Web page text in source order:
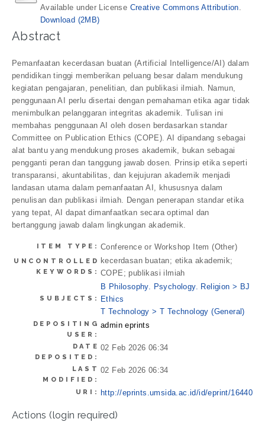
Available under License Creative Commons Attribution.
Download (2MB)
Abstract
Pemanfaatan kecerdasan buatan (Artificial Intelligence/AI) dalam
pendidikan tinggi memberikan peluang besar dalam mendukung
kegiatan pengajaran, penelitian, dan publikasi ilmiah. Namun,
penggunaan AI perlu disertai dengan pemahaman etika agar tidak
menimbulkan pelanggaran integritas akademik. Tulisan ini
membahas penggunaan AI oleh dosen berdasarkan standar
Committee on Publication Ethics (COPE). AI dipandang sebagai
alat bantu yang mendukung proses akademik, bukan sebagai
pengganti peran dan tanggung jawab dosen. Prinsip etika seperti
transparansi, akuntabilitas, dan kejujuran akademik menjadi
landasan utama dalam pemanfaatan AI, khususnya dalam
penulisan dan publikasi ilmiah. Dengan penerapan standar etika
yang tepat, AI dapat dimanfaatkan secara optimal dan
bertanggung jawab dalam lingkungan akademik.
ITEM TYPE: Conference or Workshop Item (Other)
UNCONTROLLED
KEYWORDS:
kecerdasan buatan; etika akademik;
COPE; publikasi ilmiah
SUBJECTS:
B Philosophy. Psychology. Religion > BJ
Ethics
T Technology > T Technology (General)
DEPOSITING
USER:
admin eprints
DATE
DEPOSITED:
02 Feb 2026 06:34
LAST
MODIFIED:
02 Feb 2026 06:34
URI: http://eprints.umsida.ac.id/id/eprint/16440
Actions (login required)